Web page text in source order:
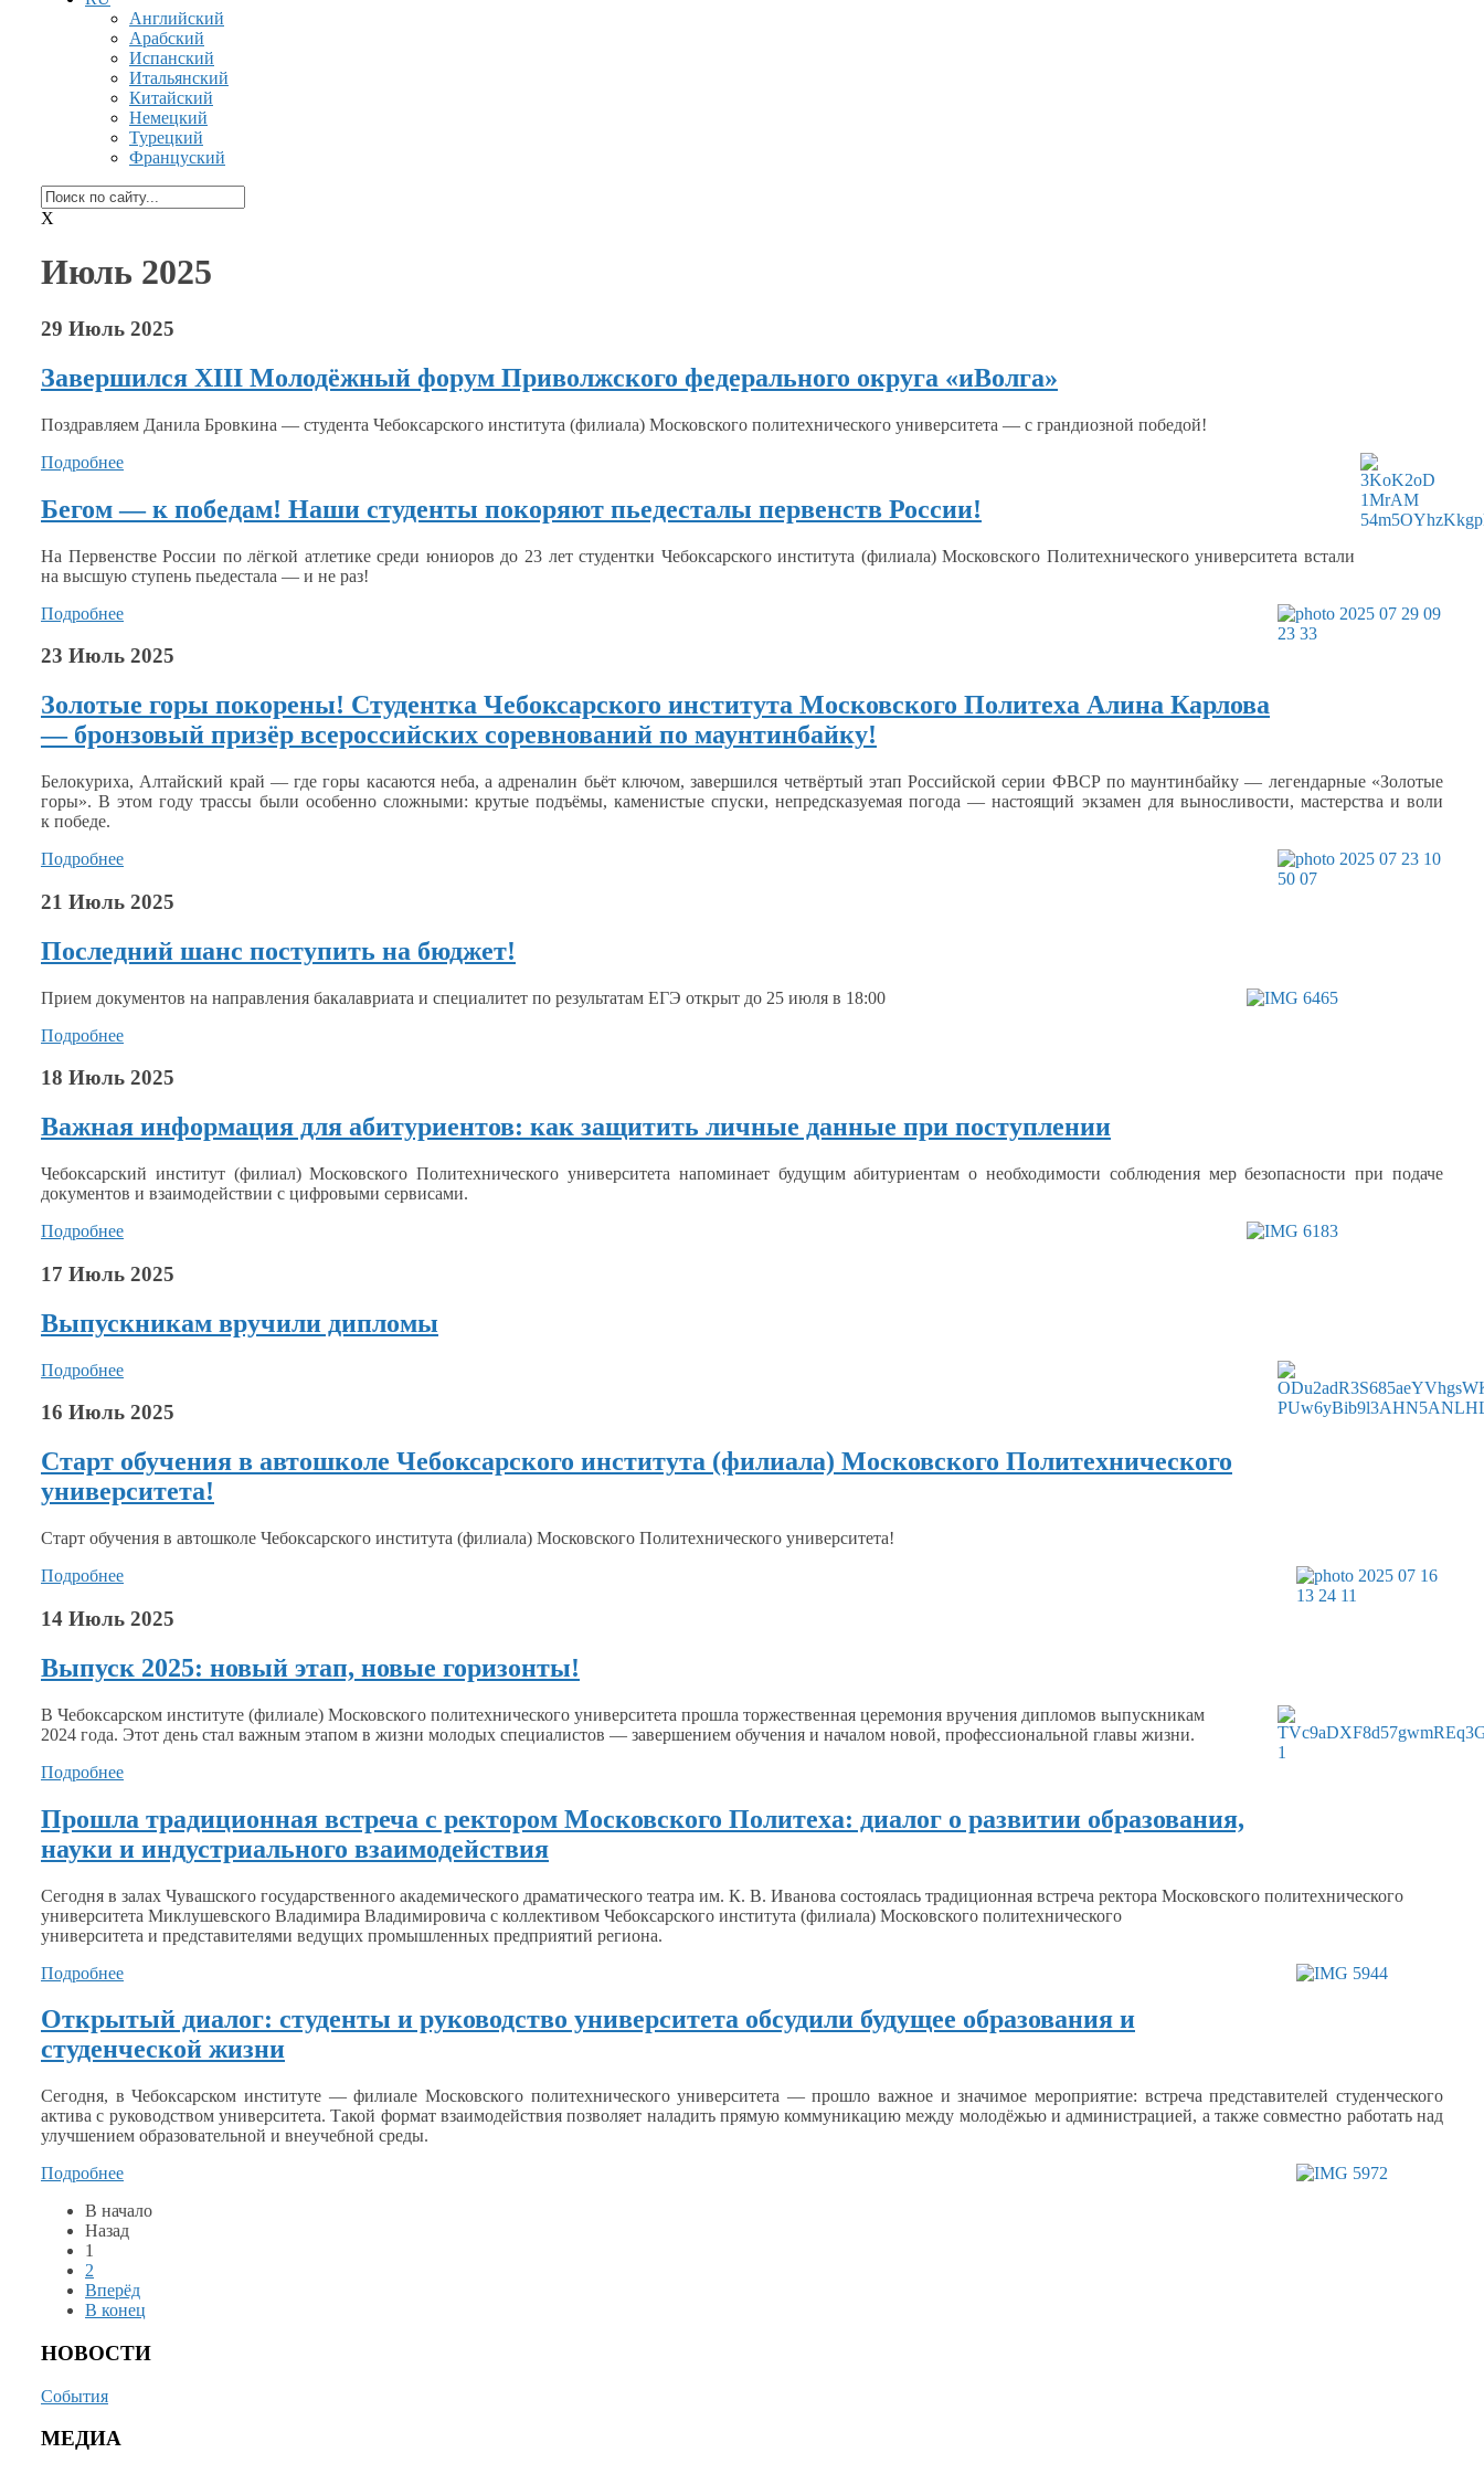
Английский
Арабский
Испанский
Итальянский
Китайский
Немецкий
Турецкий
Француский
X
Июль 2025
29 Июль 2025
Завершился XIII Молодёжный форум Приволжского федерального округа «иВолга»
Поздравляем Данила Бровкина — студента Чебоксарского института (филиала) Московского политехнического университета — с грандиозной победой!
Подробнее
Бегом — к победам! Наши студенты покоряют пьедесталы первенств России!
На Первенстве России по лёгкой атлетике среди юниоров до 23 летстудентки Чебоксарского института (филиала) Московского Политехнического университета встали
на высшую ступень пьедестала — и не раз!
Подробнее
23 Июль 2025
Золотые горы покорены! Студентка Чебоксарского института Московского Политеха Алина Карлова
— бронзовый призёр всероссийских соревнований по маунтинбайку!
Белокуриха, Алтайский край — где горы касаются неба,а адреналин бьёт ключом, завершился четвёртый этап Российской серии ФВСР по маунтинбайку — легендарные «Золотые
горы».В этом году трассы были особенно сложными: крутые подъёмы, каменистые спуски, непредсказуемая погода — настоящий экзамен для выносливости, мастерства и воли
к победе.
Подробнее
21 Июль 2025
Последний шанс поступить на бюджет!
Прием документов на направления бакалавриата и специалитет по результатам ЕГЭ открыт до 25 июля в 18:00
Подробнее
18 Июль 2025
Важная информация для абитуриентов: как защитить личные данные при поступлении
Чебоксарский институт (филиал) Московского Политехнического университета напоминает будущим абитуриентамо необходимости соблюдения мер безопасности при подаче
документов и взаимодействии с цифровыми сервисами.
Подробнее
17 Июль 2025
Выпускникам вручили дипломы
Подробнее
16 Июль 2025
Старт обучения в автошколе Чебоксарского института (филиала) Московского Политехнического
университета!
Старт обучения в автошколе Чебоксарского института (филиала) Московского Политехнического университета!
Подробнее
14 Июль 2025
Выпуск 2025: новый этап, новые горизонты!
В Чебоксарском институте (филиале) Московского политехнического университета прошла торжественная церемония вручения дипломов выпускникам
2024 года. Этот день стал важным этапом в жизни молодых специалистов — завершением обучения и началом новой, профессиональной главы жизни.
Подробнее
Прошла традиционная встреча с ректором Московского Политеха: диалог о развитии образования,
науки и индустриального взаимодействия
Сегодня в залах Чувашского государственного академического драматического театра им. К. В. Иванова состоялась традиционная встреча ректора Московского политехнического
университета Миклушевского Владимира Владимировича с коллективом Чебоксарского института (филиала) Московского политехнического
университета и представителями ведущих промышленных предприятий региона.
Подробнее
Открытый диалог: студенты и руководство университета обсудили будущее образования и
студенческой жизни
Сегодня, в Чебоксарском институте — филиале Московского политехнического университета — прошло важное и значимое мероприятие: встреча представителей студенческого
активас руководствомуниверситета. Такой формат взаимодействия позволяет наладить прямую коммуникацию между молодёжьюи администрацией, а также совместно работать над
улучшением образовательной и внеучебной среды.
Подробнее
В начало
Назад
1
2
Вперёд
В конец
НОВОСТИ
События
МЕДИА